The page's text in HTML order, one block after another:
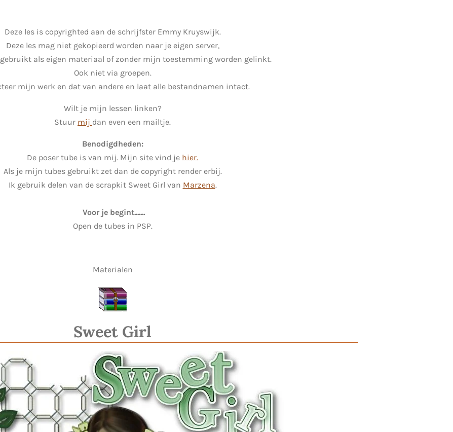
Deze les is copyrighted aan de schrijfster Emmy Kruyswijk.
Deze les mag niet gekopieerd worden naar je eigen server,
als eigen materiaal of zonder mijn toestemming worden gelinkt.
Ook niet via groepen.
mijn werk en dat van andere en laat alle bestandnamen intact.
Wilt je mijn lessen linken?
Stuur mij dan even een mailtje.
Benodigdheden:
De poser tube is van mij. Mijn site vind je hier.
Als je mijn tubes gebruikt zet dan de copyright render erbij.
Ik gebruik delen van de scrapkit Sweet Girl van Marzena.
Voor je begint.......
Open de tubes in PSP.
Materialen
Sweet Girl